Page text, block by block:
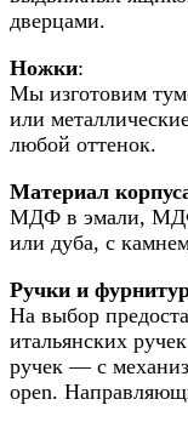
дверцами.
Ножки:
Мы изготовим
или
любой оттенок.
Материал
МДФ в эмали, МДФ
или дуба, с
Ручки и
На выбор
итальянских
ручек — с
open.